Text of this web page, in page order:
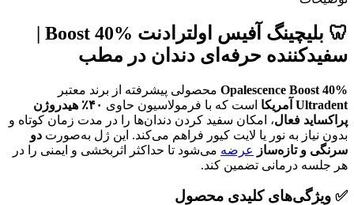
🦷
سفیدکننده حرفه‌ای دندان در مطب
Opalescence Boost 40% محصولی پیشرفته از برند معتبر
Ultradent آمریکا
است که با فرمولاسیون حاوی
۴۰٪ هیدروژن
پراکساید فعال، امکان سفید کردن دندان‌ها را در مدت زمان کوتاه و
بدون نیاز به نور یا لایت کیور فراهم می‌کند. این ژل به‌صورت دو
سرنگی و تازه‌ساز عرضه می‌شود تا حداکثر اثربخشی و ایمنی را در
هر جلسه درمانی تضمین کند.
✅ ویژگی‌های کلیدی محصول